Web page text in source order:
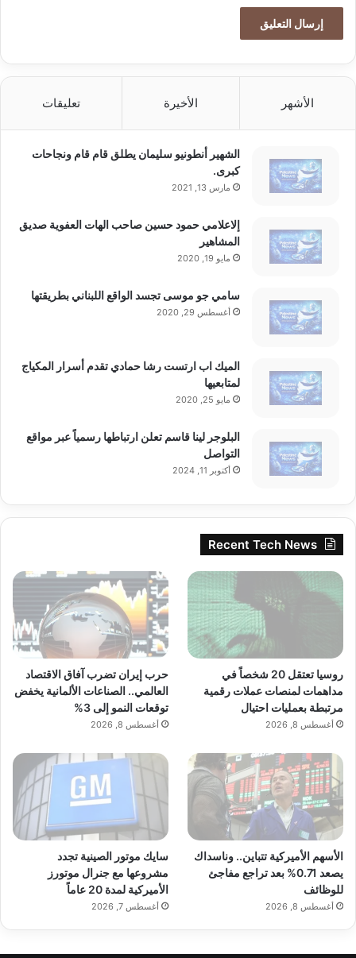
الأشهر الأخيرة تعليقات
الشهير أنطونيو سليمان يطلق قام قام ونجاحات
كبرى.
مارس 13, 2021
إلاعلامي حمود حسين صاحب الهات العفوية صديق
المشاهير
مايو 19, 2020
سامي جو موسى تجسد الواقع اللبناني بطريقتها
أغسطس 29, 2020
الميك اب ارتست رشا حمادي تقدم أسرار المكياج
لمتابعيها
مايو 25, 2020
البلوجر لينا قاسم تعلن ارتباطها رسمياً عبر مواقع
التواصل
أكتوبر 11, 2024
Recent Tech News
روسيا تعتقل 20 شخصاً في
مداهمات لمنصات عملات رقمية
مرتبطة بعمليات احتيال
أغسطس 8, 2026
حرب إيران تضرب آفاق الاقتصاد
العالمي.. الصناعات الألمانية يخفض
توقعات النمو إلى 3%
أغسطس 8, 2026
الأسهم الأميركية تتباين.. وناسداك
يصعد 0.71% بعد تراجع مفاجئ
للوظائف
أغسطس 8, 2026
سايك موتور الصينية تجدد
مشروعها مع جنرال موتورز
الأميركية لمدة 20 عاماً
أغسطس 7, 2026